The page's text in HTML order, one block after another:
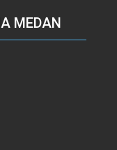
MEDAN